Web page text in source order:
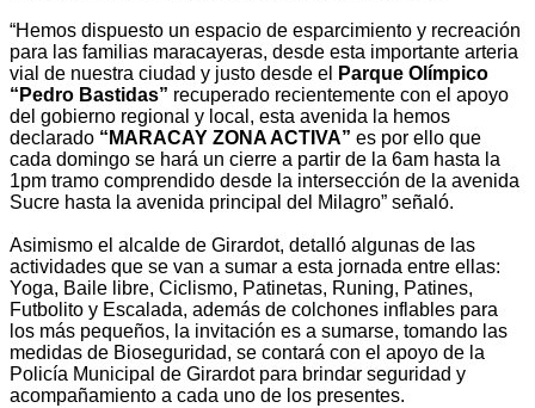
“Hemos dispuesto un espacio de esparcimiento y recreación
para las familias maracayeras, desde esta importante arteria
vial de nuestra ciudad y justo desde el
Parque Olímpico
“Pedro Bastidas” recuperado recientemente con el apoyo
del gobierno regional y local, esta avenida la hemos
declarado “MARACAY ZONA ACTIVA” es por ello que
cada domingo se hará un cierre a partir de la 6am hasta la
1pm tramo comprendido desde la intersección de la avenida
Sucre hasta la avenida principal del Milagro” señaló.
Asimismo el alcalde de Girardot, detalló algunas de las
actividades que se van a sumar a esta jornada entre ellas:
Yoga, Baile libre, Ciclismo, Patinetas, Runing, Patines,
Futbolito y Escalada, además de colchones inflables para
los más pequeños, la invitación es a sumarse, tomando las
medidas de Bioseguridad, se contará con el apoyo de la
Policía Municipal de Girardot para brindar seguridad y
acompañamiento a cada uno de los presentes.